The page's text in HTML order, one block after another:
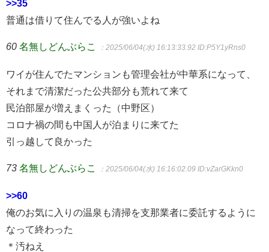
>>35
普通は借りて住んでる人が強いよね
60 名無しどんぶらこ ：2025/06/04(水) 16:13:33.92 ID:P5Y1yRns0
ワイが住んでたマンションも管理会社が中華系になって、
それまで清潔だった公共部分も荒れて来て
民泊部屋が増えまくった（中野区）
コロナ禍の間も中国人が泊まりに来てた
引っ越して良かった
73 名無しどんぶらこ ：2025/06/04(水) 16:16:02.09 ID:vZarGKkn0
>>60
俺のお気に入りの温泉も清掃を支那業者に委託するように
なって終わった
＊汚ねえ